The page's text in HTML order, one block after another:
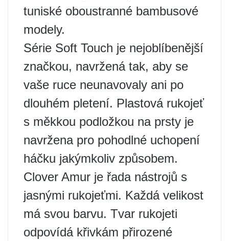
tuniské oboustranné bambusové
modely.
Série Soft Touch je nejoblíbenější
značkou, navržená tak, aby se
vaše ruce neunavovaly ani po
dlouhém pletení. Plastová rukojeť
s měkkou podložkou na prsty je
navržena pro pohodlné uchopení
háčku jakýmkoliv způsobem.
Clover Amur je řada nástrojů s
jasnými rukojeťmi. Každá velikost
má svou barvu. Tvar rukojeti
odpovídá křivkám přirozené